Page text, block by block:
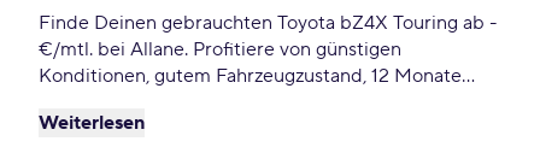
Finde Deinen gebrauchten Toyota bZ4X Touring ab -
€/mtl. bei Allane. Profitiere von günstigen
Konditionen, gutem Fahrzeugzustand, 12 Monate
Vorteile. Reserviere Dir Deinen Wunsch-Toyota bZ4X
Weiterlesen